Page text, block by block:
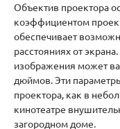
Объектив проектора
коэффициентом
обеспечивает
расстояниях от
изображения может
дюймов. Эти
проектора, как в
кинотеатре
загородном доме.